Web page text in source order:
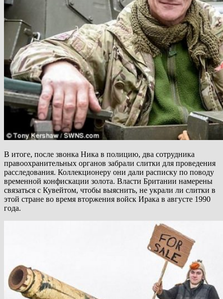
В итоге, после звонка Ника в полицию, два сотрудника
правоохранительных органов забрали слитки для проведения
расследования. Коллекционеру они дали расписку по поводу
временной конфискации золота. Власти Британии намерены
связаться с Кувейтом, чтобы выяснить, не украли ли слитки в
этой стране во время вторжения войск Ирака в августе 1990
года.